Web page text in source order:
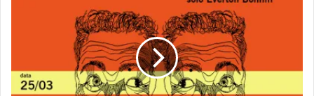
próximos 20 anos. A iniciativa é da Prefeitura de Londrina,
que contratou a Macroplan por intermédio de licitação. O
plano tem a colaboração de entidades da sociedade civil
organizada, como ACIL, Sebrae e o Fórum Desenvolve
Londrina. O prefeito Marcelo Belinati lembra que projetos